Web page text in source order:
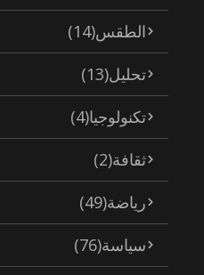
الطقس(14)
تحليل(13)
تكنولوجيا(4)
ثقافة(2)
رياضة(49)
سياسة(76)